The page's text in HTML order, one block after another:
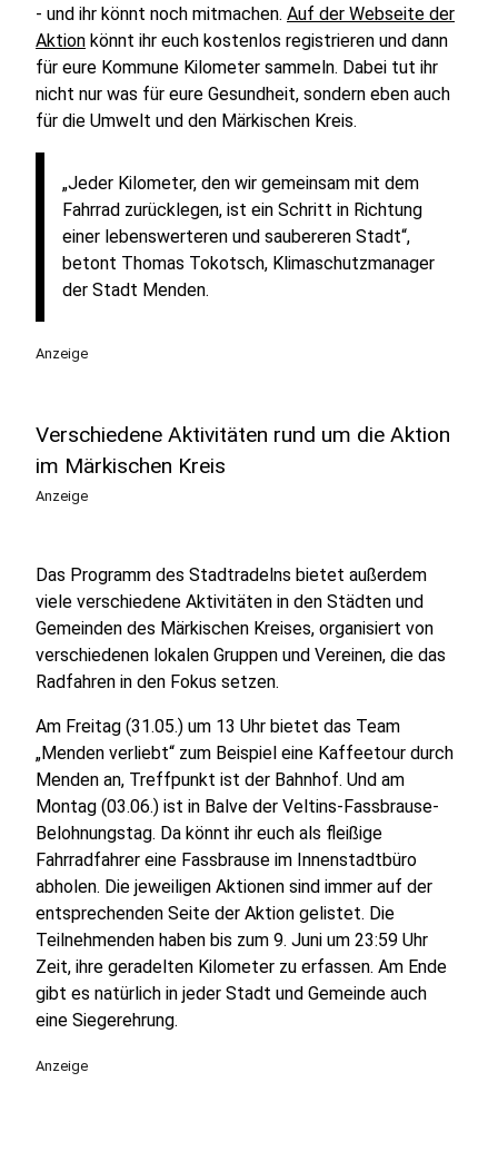
- und ihr könnt noch mitmachen. Auf der Webseite der
Aktion könnt ihr euch kostenlos registrieren und dann
für eure Kommune Kilometer sammeln. Dabei tut ihr
nicht nur was für eure Gesundheit, sondern eben auch
für die Umwelt und den Märkischen Kreis.
„Jeder Kilometer, den wir gemeinsam mit dem
Fahrrad zurücklegen, ist ein Schritt in Richtung
einer lebenswerteren und saubereren Stadt“,
betont Thomas Tokotsch, Klimaschutzmanager
der Stadt Menden.
Anzeige
Verschiedene Aktivitäten rund um die Aktion
im Märkischen Kreis
Anzeige
Das Programm des Stadtradelns bietet außerdem
viele verschiedene Aktivitäten in den Städten und
Gemeinden des Märkischen Kreises, organisiert von
verschiedenen lokalen Gruppen und Vereinen, die das
Radfahren in den Fokus setzen.
Am Freitag (31.05.) um 13 Uhr bietet das Team
„Menden verliebt“ zum Beispiel eine Kaffeetour durch
Menden an, Treffpunkt ist der Bahnhof. Und am
Montag (03.06.) ist in Balve der Veltins-Fassbrause-
Belohnungstag. Da könnt ihr euch als fleißige
Fahrradfahrer eine Fassbrause im Innenstadtbüro
abholen. Die jeweiligen Aktionen sind immer auf der
entsprechenden Seite der Aktion gelistet. Die
Teilnehmenden haben bis zum 9. Juni um 23:59 Uhr
Zeit, ihre geradelten Kilometer zu erfassen. Am Ende
gibt es natürlich in jeder Stadt und Gemeinde auch
eine Siegerehrung.
Anzeige